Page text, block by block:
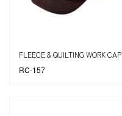
FLEECE & QUILTING WORK CAP
RC-157